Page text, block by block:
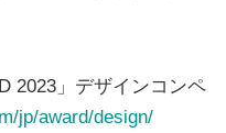
2023」デザインコンペ
jp/award/design/